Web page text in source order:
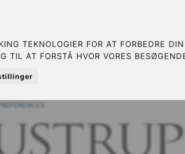
TEKNOLOGIER FOR AT FORBEDRE
TIL AT FORSTÅ HVOR VORES